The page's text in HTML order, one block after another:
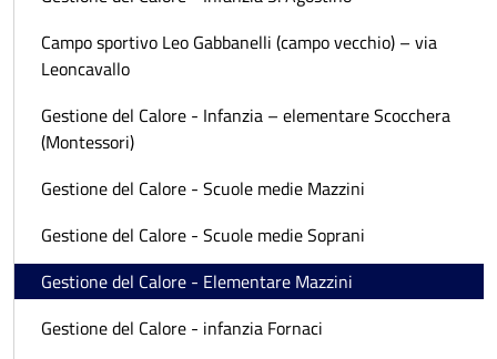
Campo sportivo Leo Gabbanelli (campo vecchio) – via
Leoncavallo
Gestione del Calore - Infanzia – elementare Scocchera
(Montessori)
Gestione del Calore - Scuole medie Mazzini
Gestione del Calore - Scuole medie Soprani
Gestione del Calore - Elementare Mazzini
Gestione del Calore - infanzia Fornaci